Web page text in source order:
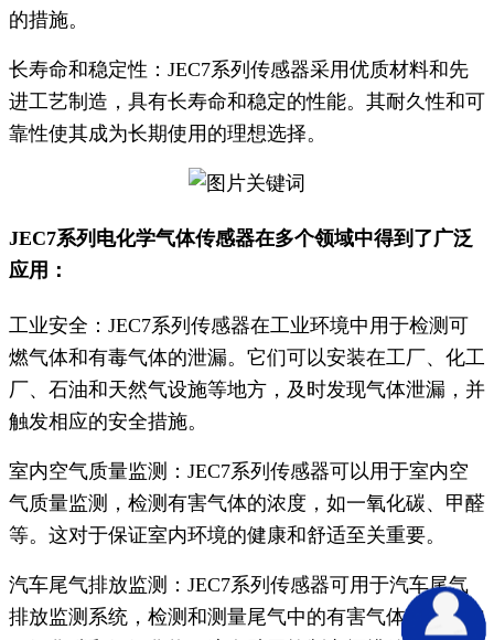
的措施。
长寿命和稳定性：JEC7系列传感器采用优质材料和先
进工艺制造，具有长寿命和稳定的性能。其耐久性和可
靠性使其成为长期使用的理想选择。
JEC7系列电化学气体传感器在多个领域中得到了广泛
应用：
工业安全：JEC7系列传感器在工业环境中用于检测可
燃气体和有毒气体的泄漏。它们可以安装在工厂、化工
厂、石油和天然气设施等地方，及时发现气体泄漏，并
触发相应的安全措施。
室内空气质量监测：JEC7系列传感器可以用于室内空
气质量监测，检测有害气体的浓度，如一氧化碳、甲醛
等。这对于保证室内环境的健康和舒适至关重要。
汽车尾气排放监测：JEC7系列传感器可用于汽车尾气
排放监测系统，检测和测量尾气中的有害气体含量，如